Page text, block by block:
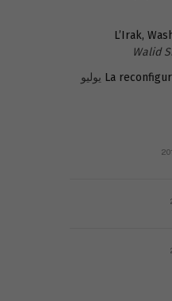
L’Irak,
Walid
La 12 يوليو